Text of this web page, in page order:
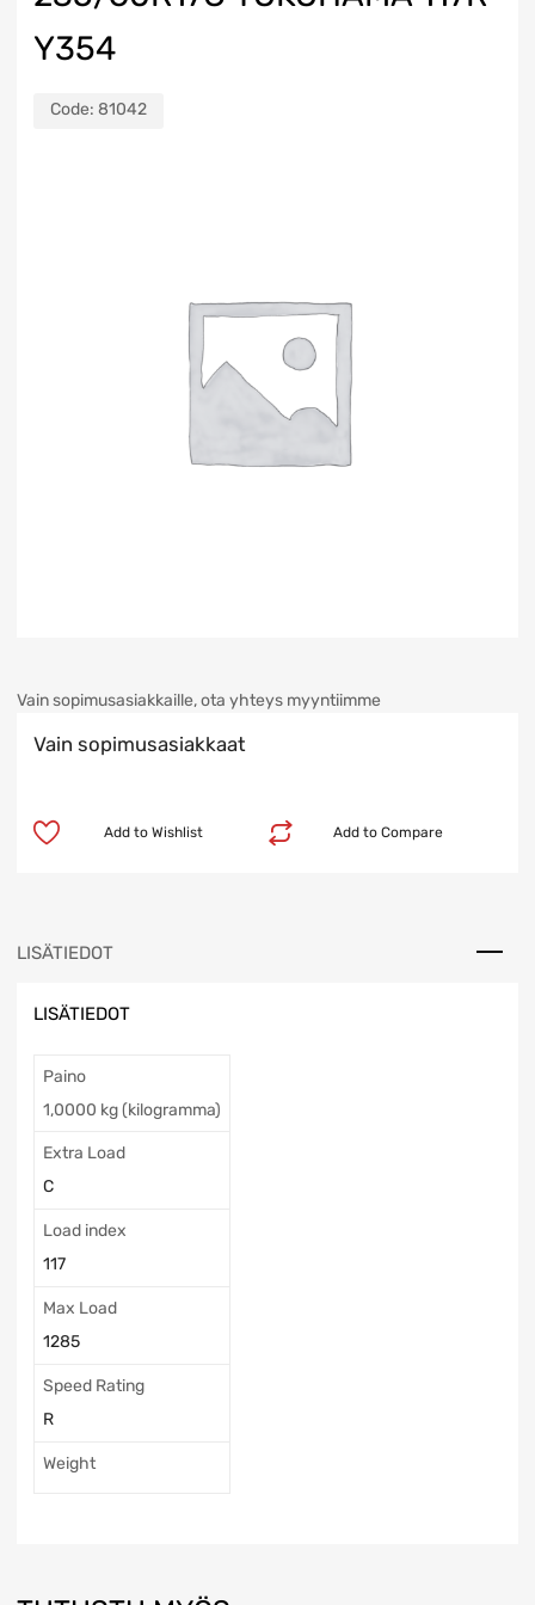
Y354
Code: 81042
Vain sopimusasiakkaille, ota yhteys myyntiimme
Vain sopimusasiakkaat
Add to Compare
Add to Wishlist
LISÄTIEDOT
LISÄTIEDOT
Paino
1,0000 kg (kilogramma)
Extra Load
C
Load index
117
Max Load
1285
Speed Rating
R
Weight